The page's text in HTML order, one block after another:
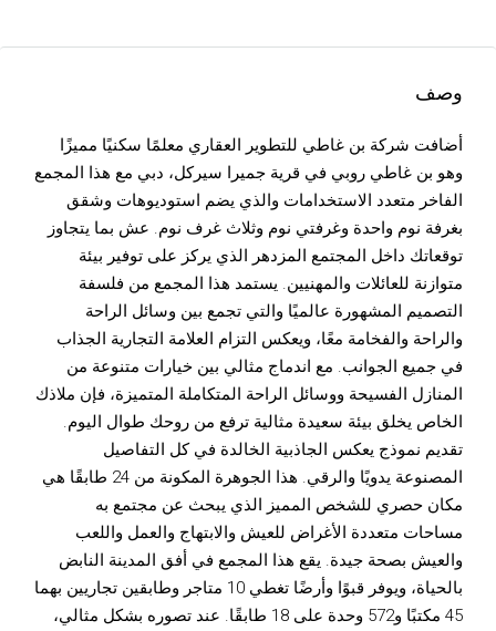
وصف
أضافت شركة بن غاطي للتطوير العقاري معلمًا سكنيًا مميزًا
وهو بن غاطي روبي في قرية جميرا سيركل، دبي مع هذا المجمع
الفاخر متعدد الاستخدامات والذي يضم استوديوهات وشقق
بغرفة نوم واحدة وغرفتي نوم وثلاث غرف نوم. عش بما يتجاوز
توقعاتك داخل المجتمع المزدهر الذي يركز على توفير بيئة
متوازنة للعائلات والمهنيين. يستمد هذا المجمع من فلسفة
التصميم المشهورة عالميًا والتي تجمع بين وسائل الراحة
والراحة والفخامة معًا، ويعكس التزام العلامة التجارية الجذاب
في جميع الجوانب. مع اندماج مثالي بين خيارات متنوعة من
المنازل الفسيحة ووسائل الراحة المتكاملة المتميزة، فإن ملاذك
الخاص يخلق بيئة سعيدة مثالية ترفع من روحك طوال اليوم.
تقديم نموذج يعكس الجاذبية الخالدة في كل التفاصيل
المصنوعة يدويًا والرقي. هذا الجوهرة المكونة من 24 طابقًا هي
مكان حصري للشخص المميز الذي يبحث عن مجتمع به
مساحات متعددة الأغراض للعيش والابتهاج والعمل واللعب
والعيش بصحة جيدة. يقع هذا المجمع في أفق المدينة النابض
بالحياة، ويوفر قبوًا وأرضًا تغطي 10 متاجر وطابقين تجاريين بهما
45 مكتبًا و572 وحدة على 18 طابقًا. عند تصوره بشكل مثالي،